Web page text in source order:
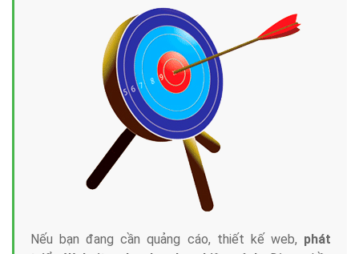
Nếu bạn đang cần quảng cáo, thiết kế web, phát